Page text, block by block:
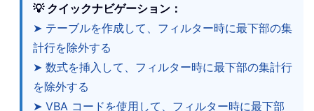
💡 クイックナビゲーション：
➤ テーブルを作成して、フィルター時に最下部の集
計行を除外する
➤ 数式を挿入して、フィルター時に最下部の集計行
を除外する
➤ VBA コードを使用して、フィルター時に最下部